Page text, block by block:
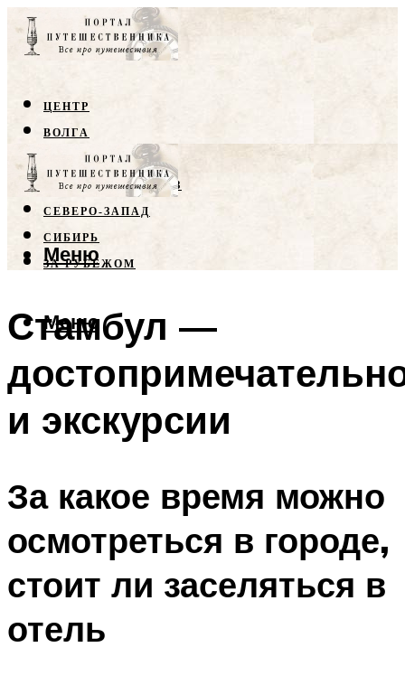
ЦЕНТР
ВОЛГА
КРЫМ
СЕВЕРНЫЙ КАВКАЗ
СЕВЕРО-ЗАПАД
СИБИРЬ
ЗА РУБЕЖОМ
Меню
Меню
Стамбул —
и экскурсии
За какое время можно
осмотреться в городе,
стоит ли заселяться в
отель